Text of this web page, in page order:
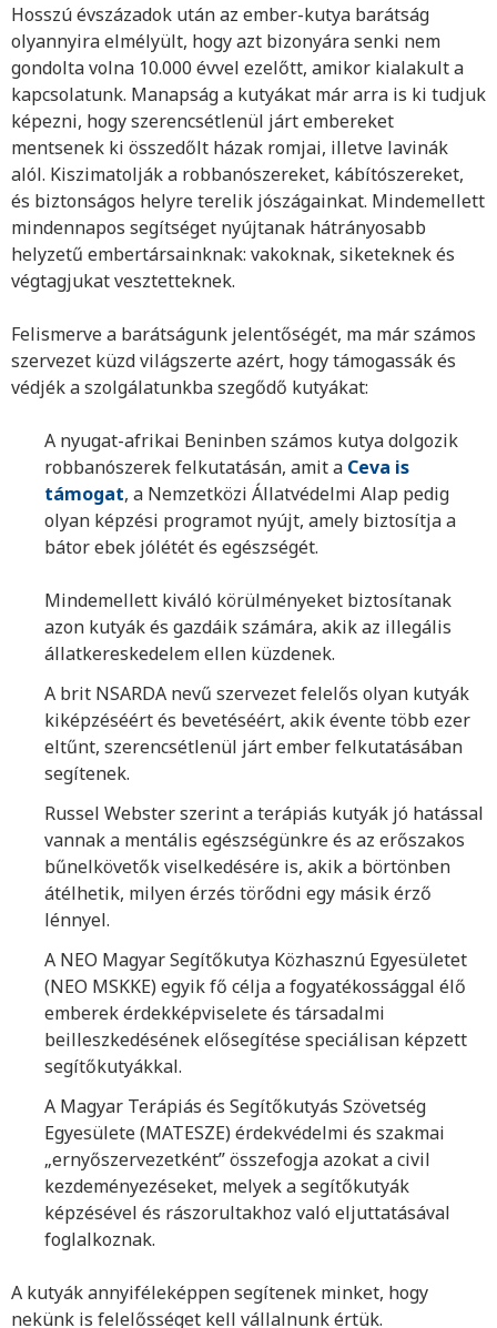
Hosszú évszázadok után az ember-kutya barátság
olyannyira elmélyült, hogy azt bizonyára senki nem
gondolta volna 10.000 évvel ezelőtt, amikor kialakult a
kapcsolatunk. Manapság a kutyákat már arra is ki tudjuk
képezni, hogy szerencsétlenül járt embereket
mentsenek ki összedőlt házak romjai, illetve lavinák
alól. Kiszimatolják a robbanószereket, kábítószereket,
és biztonságos helyre terelik jószágainkat. Mindemellett
mindennapos segítséget nyújtanak hátrányosabb
helyzetű embertársainknak: vakoknak, siketeknek és
végtagjukat vesztetteknek.
Felismerve a barátságunk jelentőségét, ma már számos
szervezet küzd világszerte azért, hogy támogassák és
védjék a szolgálatunkba szegődő kutyákat:
A nyugat-afrikai Beninben számos kutya dolgozik
robbanószerek felkutatásán, amit a Ceva is
támogat, a Nemzetközi Állatvédelmi Alap pedig
olyan képzési programot nyújt, amely biztosítja a
bátor ebek jólétét és egészségét.
Mindemellett kiváló körülményeket biztosítanak
azon kutyák és gazdáik számára, akik az illegális
állatkereskedelem ellen küzdenek.
A brit NSARDA nevű szervezet felelős olyan kutyák
kiképzéséért és bevetéséért, akik évente több ezer
eltűnt, szerencsétlenül járt ember felkutatásában
segítenek.
Russel Webster szerint a terápiás kutyák jó hatással
vannak a mentális egészségünkre és az erőszakos
bűnelkövetők viselkedésére is, akik a börtönben
átélhetik, milyen érzés törődni egy másik érző
lénnyel.
A NEO Magyar Segítőkutya Közhasznú Egyesületet
(NEO MSKKE) egyik fő célja a fogyatékossággal élő
emberek érdekképviselete és társadalmi
beilleszkedésének elősegítése speciálisan képzett
segítőkutyákkal.
A Magyar Terápiás és Segítőkutyás Szövetség
Egyesülete (MATESZE) érdekvédelmi és szakmai
„ernyőszervezetként” összefogja azokat a civil
kezdeményezéseket, melyek a segítőkutyák
képzésével és rászorultakhoz való eljuttatásával
foglalkoznak.
A kutyák annyiféleképpen segítenek minket, hogy
nekünk is felelősséget kell vállalnunk értük.